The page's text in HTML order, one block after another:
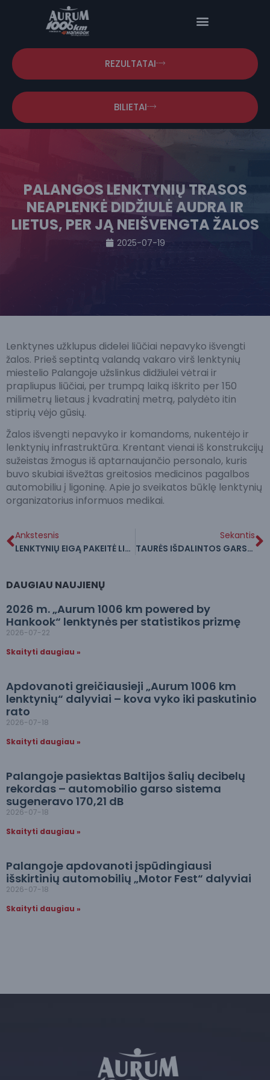
REZULTATAI
BILIETAI
PALANGOS LENKTYNIŲ TRASOS
NEAPLENKĖ DIDŽIULĖ AUDRA IR
LIETUS, PER JĄ NEIŠVENGTA ŽALOS
2025-07-19
Lenktynes užklupus didelei liūčiai nepavyko išvengti
žalos. Prieš septintą valandą vakaro virš lenktynių
miestelio Palangoje užslinkus didžiulei vėtrai ir
prapliupus liūčiai, per trumpą laiką iškrito per 150
milimetrų lietaus į kvadratinį metrą, palydėto itin
stiprių vėjo gūsių.
Žalos išvengti nepavyko ir komandoms, nukentėjo ir
lenktynių infrastruktūra. Krentant vienai iš konstrukcijų
sužeistas žmogus iš aptarnaujančio personalo, kuris
buvo skubiai išvežtas greitosios medicinos pagalbos
automobiliu į ligoninę. Apie jo sveikatos būklę lenktynių
organizatorius informuos medikai.
Ankstesnis
LENKTYNIŲ EIGĄ PAKEITĖ LIŪTIS – VIENO REKORDO ŠIEMET JAU NEBUS
Sekantis
TAURĖS IŠDALINTOS GARSIAUSIEMS – PALANGOJE VYKO DECIBELŲ DRAGAS
DAUGIAU NAUJIENŲ
2026 m. „Aurum 1006 km powered by
Hankook“ lenktynės per statistikos prizmę
2026-07-22
Skaityti daugiau »
Apdovanoti greičiausieji „Aurum 1006 km
lenktynių“ dalyviai – kova vyko iki paskutinio
rato
2026-07-18
Skaityti daugiau »
Palangoje pasiektas Baltijos šalių decibelų
rekordas – automobilio garso sistema
sugeneravo 170,21 dB
2026-07-18
Skaityti daugiau »
Palangoje apdovanoti įspūdingiausi
išskirtinių automobilių „Motor Fest“ dalyviai
2026-07-18
Skaityti daugiau »